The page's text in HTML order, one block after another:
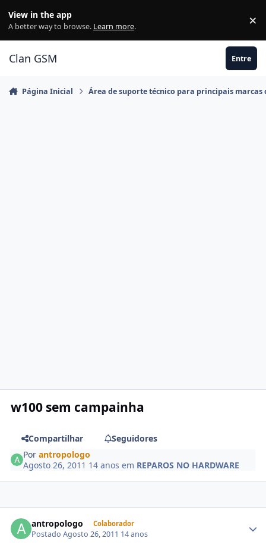
View in the app
A better way to browse. Learn more. ×
Clan GSM Entre
Página Inicial Área de suporte técnico para principais marcas
w100 sem campainha
Compartilhar
Seguidores
Porantropologo
Agosto 26, 2011 14 anos em REPAROS NO HARDWARE
antropologo Colaborador
PostadoAgosto 26, 2011 14 anos